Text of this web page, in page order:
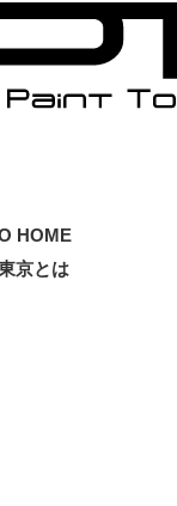
HOME
京とは